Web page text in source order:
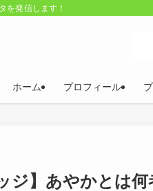
を発信します！
ホーム プロフィール
ジ】あやかとは